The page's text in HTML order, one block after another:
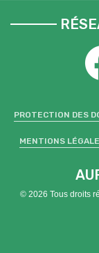
PROTECTION DES
MENTIONS
© 2026 Tous droits